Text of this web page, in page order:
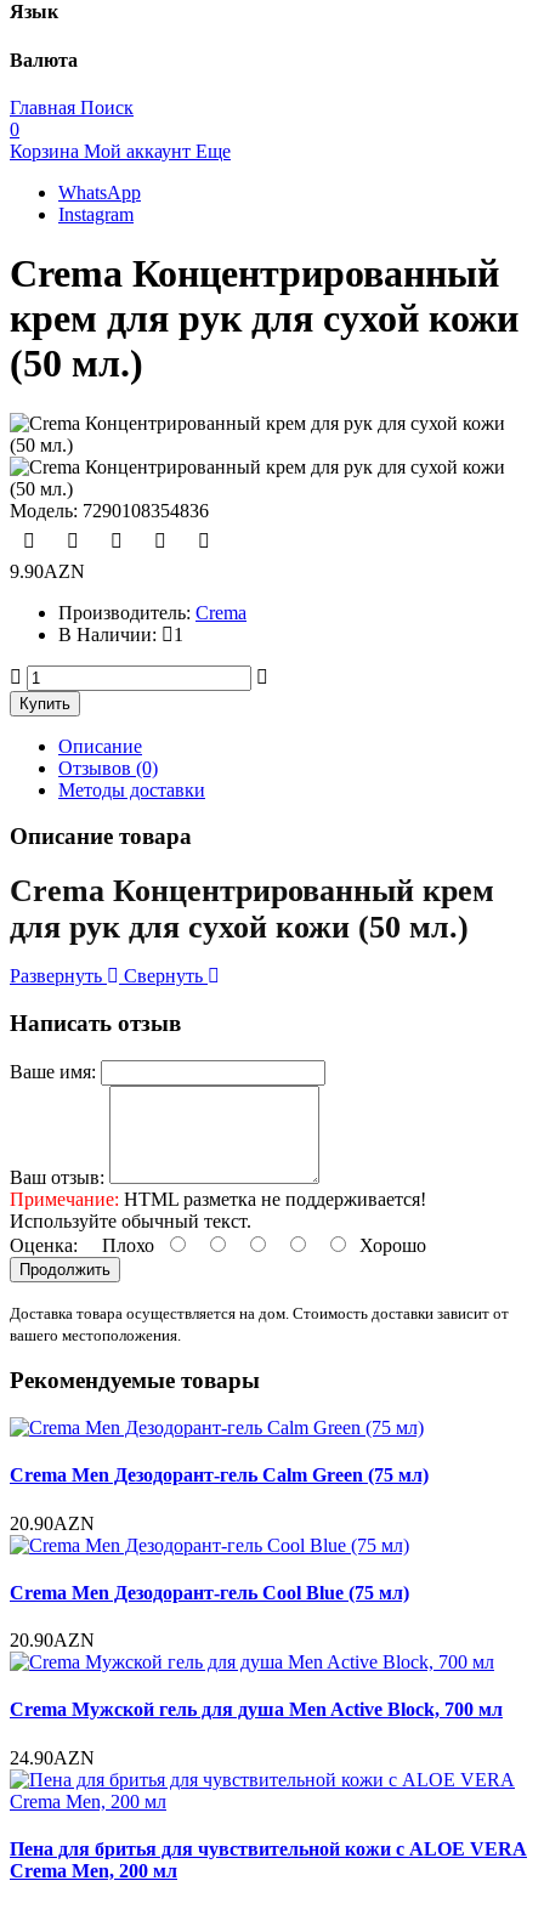
Язык
Валюта
Главная Поиск
0
Корзина Мой аккаунт Еще
WhatsApp
Instagram
Crema Концентрированный
крем для рук для сухой кожи
(50 мл.)
Модель: 7290108354836
9.90AZN
Производитель: Crema
В Наличии:
1
Описание
Отзывов (0)
Методы доставки
Описание товара
Crema Концентрированный крем
для рук для сухой кожи (50 мл.)
Развернуть Свернуть
Написать отзыв
Ваше имя:
Ваш отзыв:
Примечание: HTML разметка не поддерживается!
Используйте обычный текст.
Оценка: Плохо Хорошо
Продолжить
Доставка товара осуществляется на дом. Стоимость доставки зависит от
вашего местоположения.
Рекомендуемые товары
Crema Men Дезодорант-гель Calm Green (75 мл)
20.90AZN
Crema Men Дезодорант-гель Cool Blue (75 мл)
20.90AZN
Crema Мужской гель для душа Men Active Block, 700 мл
24.90AZN
Пена для бритья для чувствительной кожи с ALOE VERA
Crema Men, 200 мл